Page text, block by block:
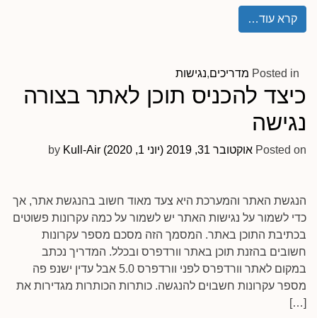
קרא עוד…
Posted in מדריכים,נגישות
כיצד להכניס תוכן לאתר בצורה
נגישה
Posted on אוקטובר 31, 2019 (יוני 1, 2020) by Kull-Air
הנגשת האתר והמערכת היא צעד מאוד חשוב בהנגשת אתר, אך
כדי לשמור על נגישות האתר יש לשמור על כמה עקרונות פשוטים
בכתיבת התוכן באתר. המסמך הזה מסכם מספר עקרונות
חשובים בהזנת תוכן באתר וורדפרס ובכלל. המדריך נכתב
במקום לאתר וורדפרס לפני וורדפרס 5.0 אבל עדין ישנפ פה
מספר עקרונות חשבוים להנגשה. כותרות הכותרות מגדירות את
[…]